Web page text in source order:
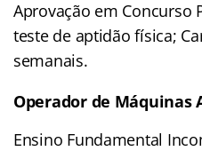
Aprovação em Concurso
teste de aptidão física;
semanais.
Operador de Máquinas
Ensino Fundamental